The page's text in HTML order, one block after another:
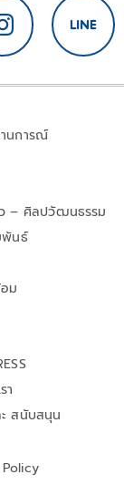
นการณ์
– ศิลปวัฒนธรรม
พันธ์
ม
า
สนับสนุน